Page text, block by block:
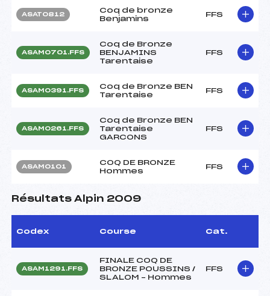
ASAT0812
Coq de bronze
Benjamins
FFS
ASAM0701.FFS
Coq de Bronze
BENJAMINS
Tarentaise
FFS
ASAM0391.FFS
Coq de Bronze BEN
Tarentaise
FFS
ASAM0261.FFS
Coq de Bronze BEN
Tarentaise
GARCONS
FFS
ASAM0101
COQ DE BRONZE
Hommes
FFS
Résultats Alpin 2009
Codex Course Cat.
ASAM1291.FFS
FINALE COQ DE
BRONZE POUSSINS /
SLALOM – Hommes
FFS